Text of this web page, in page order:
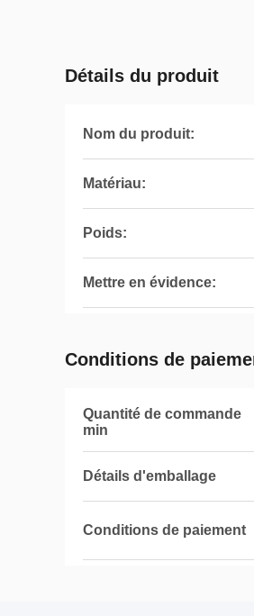
Détails du produit
Nom du produit:
Matériau:
Poids:
Mettre en évidence:
Conditions de
Quantité de commande
min
Détails d'emballage
Conditions de paiement